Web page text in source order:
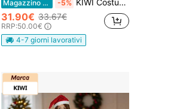
Magazzino EU -5%
31.90€ 33.67€
RRP:50.00€
4-7 giorni lavorativi